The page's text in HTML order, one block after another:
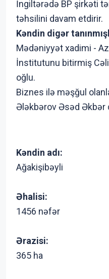
İngiltərədə BP şirkəti
təhsilini davam etdirir.
Kəndin digər
Mədəniyyət xadimi -
İnstitutunu bitirmiş
oğlu.
Biznes ilə məşğul
Ələkbərov Əsəd Əkbər
Kəndin adı:
Ağakişibəyli
Əhalisi:
1456 nəfər
Ərazisi:
365 ha